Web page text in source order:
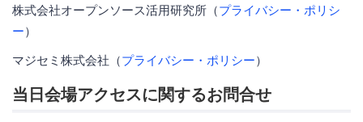
株式会社オープンソース活用研究所（プライバシー・ポリシ
ー）
マジセミ株式会社（プライバシー・ポリシー）
当日会場アクセスに関するお問合せ